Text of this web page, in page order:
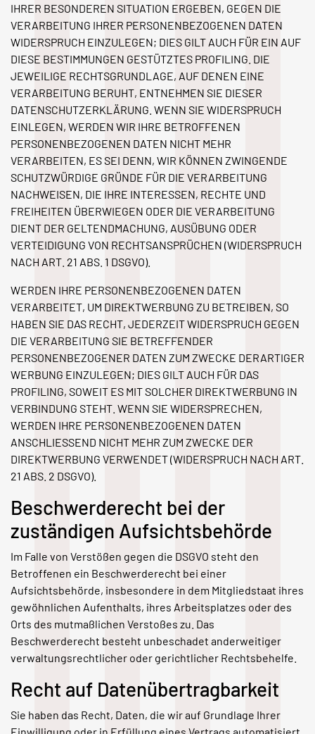
IHRER BESONDEREN SITUATION ERGEBEN, GEGEN DIE
VERARBEITUNG IHRER PERSONENBEZOGENEN DATEN
WIDERSPRUCH EINZULEGEN; DIES GILT AUCH FÜR EIN AUF
DIESE BESTIMMUNGEN GESTÜTZTES PROFILING. DIE
JEWEILIGE RECHTSGRUNDLAGE, AUF DENEN EINE
VERARBEITUNG BERUHT, ENTNEHMEN SIE DIESER
DATENSCHUTZERKLÄRUNG. WENN SIE WIDERSPRUCH
EINLEGEN, WERDEN WIR IHRE BETROFFENEN
PERSONENBEZOGENEN DATEN NICHT MEHR
VERARBEITEN, ES SEI DENN, WIR KÖNNEN ZWINGENDE
SCHUTZWÜRDIGE GRÜNDE FÜR DIE VERARBEITUNG
NACHWEISEN, DIE IHRE INTERESSEN, RECHTE UND
FREIHEITEN ÜBERWIEGEN ODER DIE VERARBEITUNG
DIENT DER GELTENDMACHUNG, AUSÜBUNG ODER
VERTEIDIGUNG VON RECHTSANSPRÜCHEN (WIDERSPRUCH
NACH ART. 21 ABS. 1 DSGVO).
WERDEN IHRE PERSONENBEZOGENEN DATEN
VERARBEITET, UM DIREKTWERBUNG ZU BETREIBEN, SO
HABEN SIE DAS RECHT, JEDERZEIT WIDERSPRUCH GEGEN
DIE VERARBEITUNG SIE BETREFFENDER
PERSONENBEZOGENER DATEN ZUM ZWECKE DERARTIGER
WERBUNG EINZULEGEN; DIES GILT AUCH FÜR DAS
PROFILING, SOWEIT ES MIT SOLCHER DIREKTWERBUNG IN
VERBINDUNG STEHT. WENN SIE WIDERSPRECHEN,
WERDEN IHRE PERSONENBEZOGENEN DATEN
ANSCHLIESSEND NICHT MEHR ZUM ZWECKE DER
DIREKTWERBUNG VERWENDET (WIDERSPRUCH NACH ART.
21 ABS. 2 DSGVO).
Beschwerde­recht bei der
zuständigen Aufsichts­behörde
Im Falle von Verstößen gegen die DSGVO steht den
Betroffenen ein Beschwerderecht bei einer
Aufsichtsbehörde, insbesondere in dem Mitgliedstaat ihres
gewöhnlichen Aufenthalts, ihres Arbeitsplatzes oder des
Orts des mutmaßlichen Verstoßes zu. Das
Beschwerderecht besteht unbeschadet anderweitiger
verwaltungsrechtlicher oder gerichtlicher Rechtsbehelfe.
Recht auf Daten­übertrag­barkeit
Sie haben das Recht, Daten, die wir auf Grundlage Ihrer